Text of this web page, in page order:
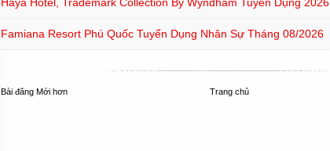
Famiana Resort Phú Quốc Tuyển Dụng Nhân Sự Tháng 08/2026
Bài đăng Mới hơn Trang chủ